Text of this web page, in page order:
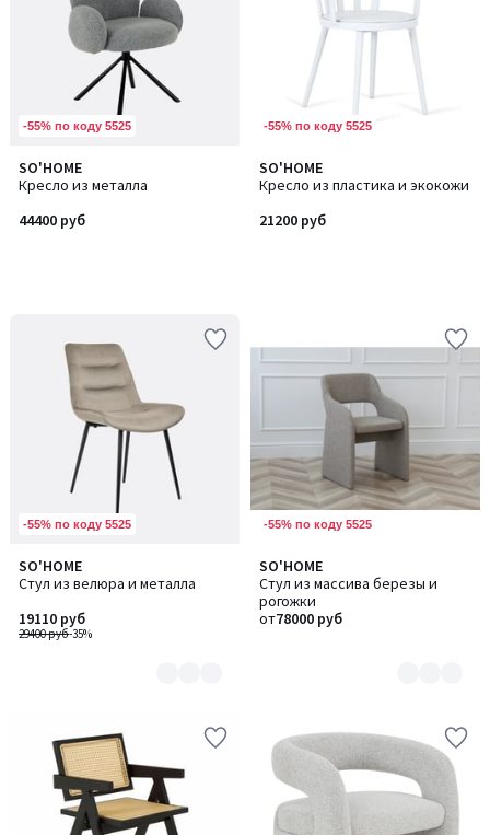
-55% по коду 5525
SO'HOME
Кресло из металла
44400 руб
-55% по коду 5525
SO'HOME
Кресло из пластика и экокожи
21200 руб
-55% по коду 5525
SO'HOME
Стул из велюра и металла
29400 руб-35%
19110 руб
Количество
цветов:
2
-55% по коду 5525
SO'HOME
Стул из массива березы и
рогожки
от78000 руб
Количество
цветов:
3